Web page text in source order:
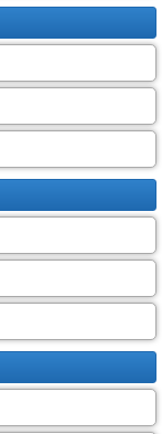
に、当社に対し、契
（最終書面の作成
食事の代金及びー
代金を受領した時に
日程、旅行サービス
する事項を記載し
します。
宿泊機関の名称が記
（最終日程表）
に交付いたします。
前に当る日以降に
確定書面を交付す
い合わせいただけれ